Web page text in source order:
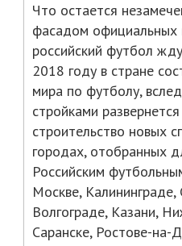
Что остается
фасадом официальных
российский футбол
2018 году в стране
мира по футболу,
стройками
строительство новых
городах, отобранных
Российским
Москве, Калининграде,
Волгограде, Казани,
Саранске, Ростове-на-